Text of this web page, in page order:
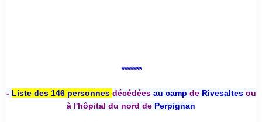
*******
- Liste des 146 personnes décédées au camp deRivesaltesou
à l'hôpital du nord de Perpignan